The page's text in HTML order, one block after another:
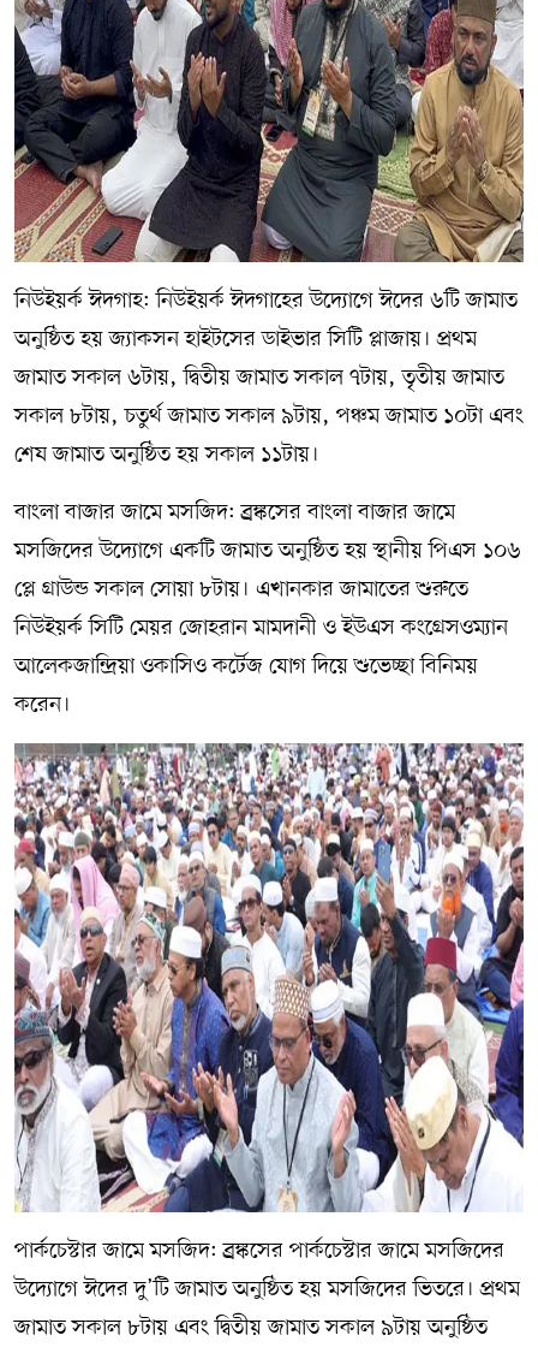
নিউইয়র্ক ঈদগাহ: নিউইয়র্ক ঈদগাহের উদ্যোগে ঈদের ৬টি জামাত
অনুষ্ঠিত হয় জ্যাকসন হাইটসের ডাইভার সিটি প্লাজায়। প্রথম
জামাত সকাল ৬টায়, দ্বিতীয় জামাত সকাল ৭টায়, তৃতীয় জামাত
সকাল ৮টায়, চতুর্থ জামাত সকাল ৯টায়, পঞ্চম জামাত ১০টা এবং
শেষ জামাত অনুষ্ঠিত হয় সকাল ১১টায়।
বাংলা বাজার জামে মসজিদ: ব্র্রঙ্কসের বাংলা বাজার জামে
মসজিদের উদ্যোগে একটি জামাত অনুষ্ঠিত হয় স্থানীয় পিএস ১০৬
প্লে গ্রাউন্ড সকাল সোয়া ৮টায়। এখানকার জামাতের শুরুতে
নিউইয়র্ক সিটি মেয়র জোহরান মামদানী ও ইউএস কংগ্রেসওম্যান
আলেকজান্দ্রিয়া ওকাসিও কর্টেজ যোগ দিয়ে শুভেচ্ছা বিনিময়
করেন।
পার্কচেস্টার জামে মসজিদ: ব্র্রঙ্কসের পার্কচেস্টার জামে মসজিদের
উদ্যোগে ঈদের দু’টি জামাত অনুষ্ঠিত হয় মসজিদের ভিতরে। প্রথম
জামাত সকাল ৮টায় এবং দ্বিতীয় জামাত সকাল ৯টায় অনুষ্ঠিত